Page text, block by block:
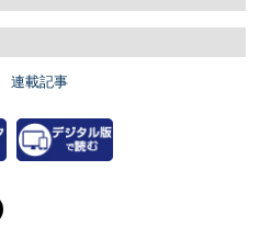
連載記事